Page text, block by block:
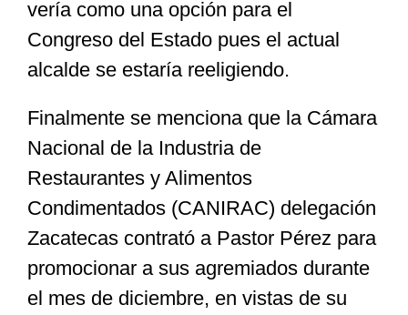
vería como una opción para el
Congreso del Estado pues el actual
alcalde se estaría reeligiendo.
Finalmente se menciona que la Cámara
Nacional de la Industria de
Restaurantes y Alimentos
Condimentados (CANIRAC) delegación
Zacatecas contrató a Pastor Pérez para
promocionar a sus agremiados durante
el mes de diciembre, en vistas de su